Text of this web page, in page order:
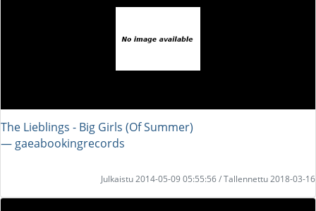
The Lieblings - Big Girls (Of Summer)
― gaeabookingrecords
Julkaistu 2014-05-09 05:55:56 / Tallennettu 2018-03-16